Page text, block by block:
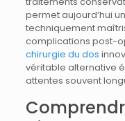
permet aujourd’hui
techniquement
complications post-
chirurgie du dos
véritable alternative
attentes souvent